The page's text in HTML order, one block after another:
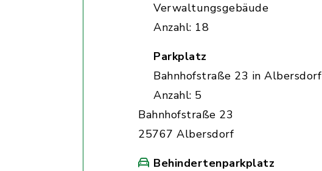
Verwaltungsgebäude
Anzahl: 18
Parkplatz
Bahnhofstraße 23 in Albersdorf
Anzahl: 5
Bahnhofstraße 23
25767 Albersdorf
Behindertenparkplatz